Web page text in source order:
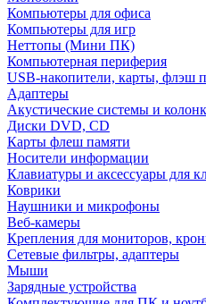
Компьютеры для офиса
Компьютеры для игр
Неттопы (Мини ПК)
Компьютерная периферия
USB-накопители, карты, флэш
Адаптеры
Акустические системы и
Диски DVD, CD
Карты флеш памяти
Носители информации
Клавиатуры и аксессуары для
Коврики
Наушники и микрофоны
Веб-камеры
Крепления для мониторов,
Сетевые фильтры, адаптеры
Мыши
Зарядные устройства